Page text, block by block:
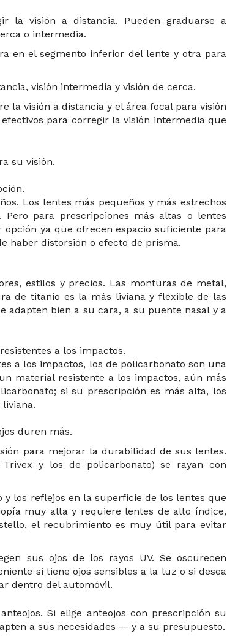
la visión a distancia. Pueden graduarse a
o intermedia.
en el segmento inferior del lente y otra para
visión intermedia y visión de cerca.
la visión a distancia y el área focal para visión
para corregir la visión intermedia que
su visión.
Los lentes más pequeños y más estrechos
para prescripciones más altas o lentes
ya que ofrecen espacio suficiente para
haber distorsión o efecto de prisma.
estilos y precios. Las monturas de metal,
de titanio es la más liviana y flexible de las
adapten bien a su cara, a su puente nasal y a
a los impactos.
a los impactos, los de policarbonato son una
material resistente a los impactos, aún más
si su prescripción es más alta, los
duren más.
para mejorar la durabilidad de sus lentes.
y los de policarbonato) se rayan con
y los reflejos en la superficie de los lentes que
muy alta y requiere lentes de alto índice,
el recubrimiento es muy útil para evitar
sus ojos de los rayos UV. Se oscurecen
si tiene ojos sensibles a la luz o si desea
dentro del automóvil.
Si elige anteojos con prescripción su
a sus necesidades — y a su presupuesto.